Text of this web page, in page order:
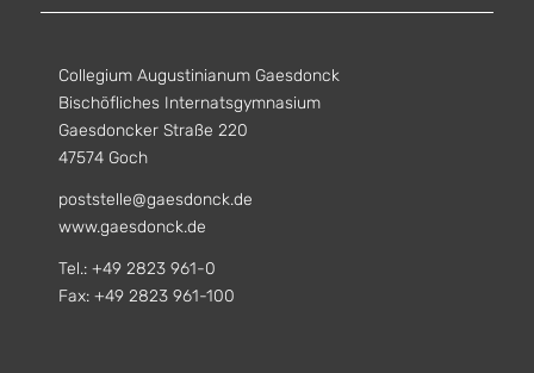
Collegium Augustinianum Gaesdonck
Bischöfliches Internatsgymnasium
Gaesdoncker Straße 220
47574 Goch
poststelle@gaesdonck.de
www.gaesdonck.de
Tel.: +49 2823 961-0
Fax: +49 2823 961-100